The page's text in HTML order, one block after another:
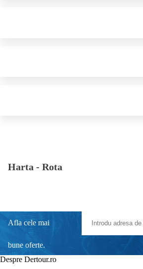
Harta - Rota
Afla cele mai
bune oferte.
Despre Dertour.ro